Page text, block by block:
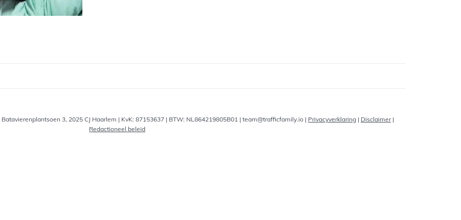
3, 2025 CJ Haarlem | KvK: 87153637 | BTW: NL864219805B01 | team@trafficfamily.io | Privacyverklaring | Disclaimer|
Redactioneel beleid